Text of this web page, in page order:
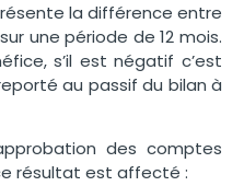
la différence entre
une période de 12 mois.
s’il est négatif c’est
au passif du bilan à
des comptes
résultat est affecté :